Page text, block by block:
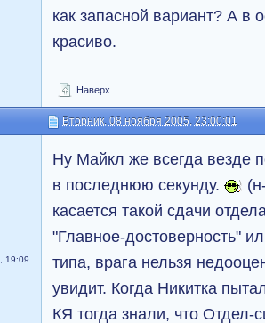
как запасной вариант? А в
красиво.
Наверх
Вторник, 08 ноября 2005, 23:00:01
19:09
Ну Майкл же всегда везде
в последнюю секунду.
касается такой сдачи
"Главное-достоверность"
типа, врага нельзя
увидит. Когда Никитка
КЯ тогда знали, что Отдел-